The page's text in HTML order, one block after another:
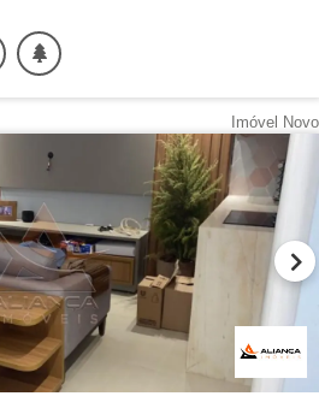
Imóvel Novo